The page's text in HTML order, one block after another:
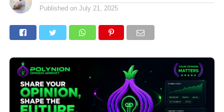
Published on July 21, 2025